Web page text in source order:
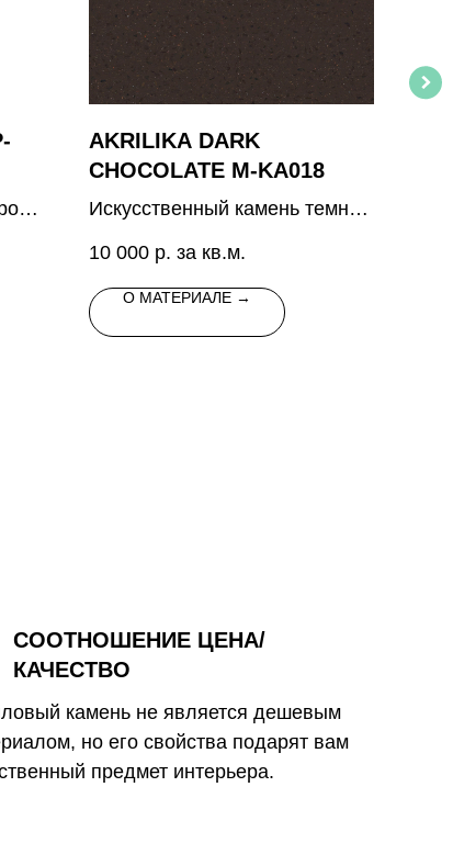
AKRILIKA DARK
CHOCOLATE M-KA018
Искусственный камень темно-
прозрачными вкраплениями
10 000 р. за кв.м.
О МАТЕРИАЛЕ →
СООТНОШЕНИЕ ЦЕНА/
КАЧЕСТВО
камень не является дешевым
но его свойства подарят вам
предмет интерьера.